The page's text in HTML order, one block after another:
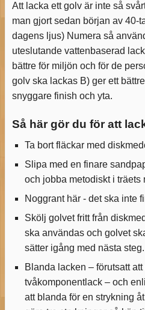
Att lacka ett golv är inte så
man gjort sedan början av 40-
dagens ljus) Numera så
uteslutande vattenbaserad
bättre för miljön och för de
golv ska lackas B) ger ett
snyggare finish och yta.
Så här gör du för att
Ta bort fläckar med
Slipa med en finare
och jobba metodiskt i träets
Noggrant här - det ska inte
Skölj golvet fritt från
ska användas och golvet
sätter igång med nästa steg.
Blanda lacken – förutsatt
tvåkomponentlack – och
att blanda för en strykning